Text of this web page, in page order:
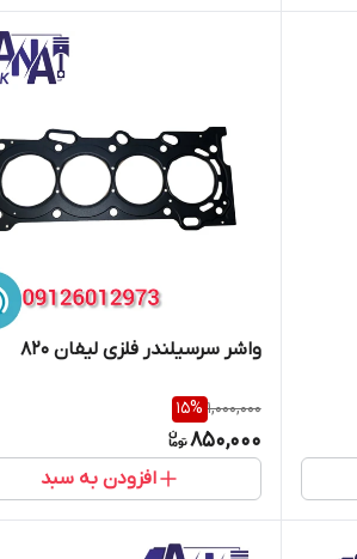
واشر سرسیلندر فلزی لیفان 820
1,000,000
15%
850,000
افزودن به سبد